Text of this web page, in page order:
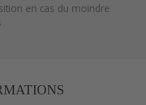
en cas du moindre